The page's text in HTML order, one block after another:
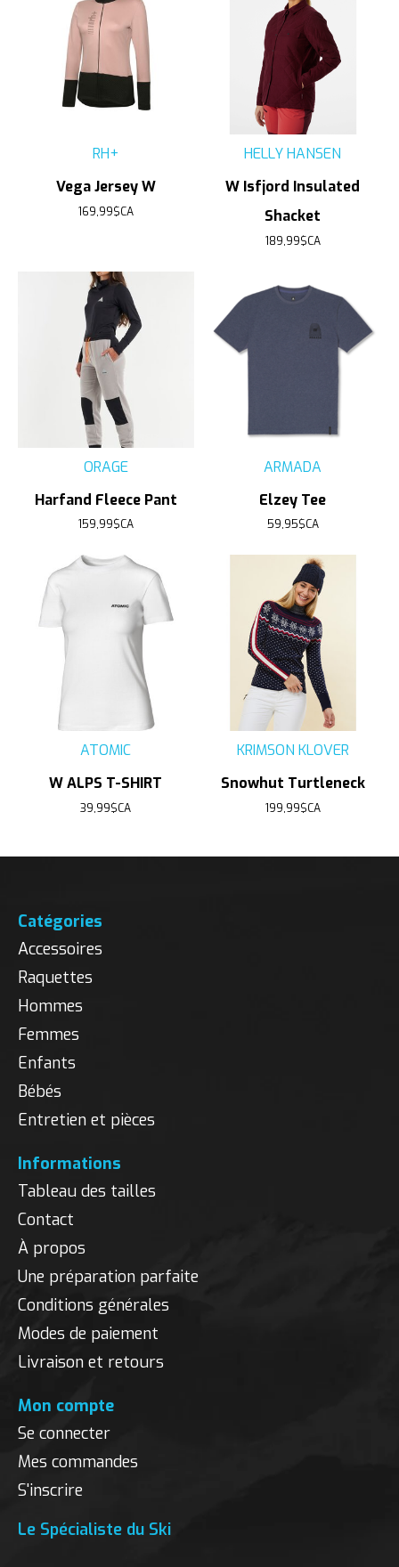
RH+
Vega Jersey W
169,99$CA
HELLY HANSEN
W Isfjord Insulated
Shacket
189,99$CA
ORAGE
Harfand Fleece Pant
159,99$CA
ARMADA
Elzey Tee
59,95$CA
ATOMIC
W ALPS T-SHIRT
39,99$CA
KRIMSON KLOVER
Snowhut Turtleneck
199,99$CA
Catégories
Accessoires
Raquettes
Hommes
Femmes
Enfants
Bébés
Entretien et pièces
Informations
Tableau des tailles
Contact
À propos
Une préparation parfaite
Conditions générales
Modes de paiement
Livraison et retours
Mon compte
Se connecter
Mes commandes
S'inscrire
Le Spécialiste du Ski